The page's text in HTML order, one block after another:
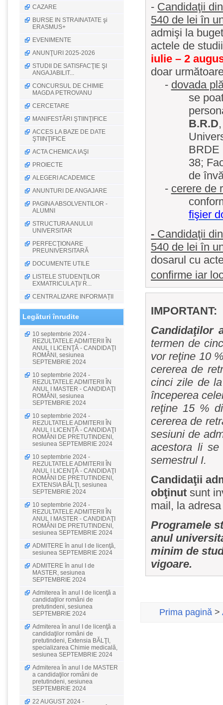
CAZARE
BURSE IN STRAINATATE şi
ERASMUS+
EVENIMENTE
ANUNŢURI 2025-2026
STUDII DE SATISFACŢIE ŞI
ANGAJABILIT...
CONCURSUL DE CHIMIE
MAGDA PETROVANU
CERCETARE
MANIFESTĂRI ŞTIINŢIFICE
ACCES LA BAZE DE DATE
ŞTIINŢIFICE
ACTA CHEMICA IAŞI
PROIECTE
ALEGERI ACADEMICE
ANUNTURI DE ANGAJARE
PAGINA ABSOLVENTILOR -
ALUMNI
STRUCTURA ANULUI
UNIVERSITAR
PERFECŢIONARE
PREUNIVERSITARĂ
DOCUMENTE UTILE
LISTELE STUDENŢILOR
EXMATRICULAŢI/ R...
CENTRALIZARE INFORMAȚII
Legături înrudite
10 septembrie 2024 -
REZULTATELE ADMITERII ÎN
ANUL I LICENŢĂ - CANDIDAŢI
ROMÂNI, sesiunea
SEPTEMBRIE 2024
10 septembrie 2024 -
REZULTATELE ADMITERII ÎN
ANUL I MASTER - CANDIDAŢI
ROMÂNI, sesiunea
SEPTEMBRIE 2024
10 septembrie 2024 -
REZULTATELE ADMITERII ÎN
ANUL I LICENȚĂ - CANDIDAŢI
ROMÂNI DE PRETUTINDENI,
sesiunea SEPTEMBRIE 2024
10 septembrie 2024 -
REZULTATELE ADMITERII ÎN
ANUL I LICENŢĂ - CANDIDAŢI
ROMÂNI DE PRETUTINDENI,
EXTENSIA BĂLŢI, sesiunea
SEPTEMBRIE 2024
10 septembrie 2024 -
REZULTATELE ADMITERII ÎN
ANUL I MASTER - CANDIDAŢI
ROMÂNI DE PRETUTINDENI,
sesiunea SEPTEMBRIE 2024
ADMITERE în anul I de licenţă,
sesiunea SEPTEMBRIE 2024
ADMITERE în anul I de
MASTER, sesiunea
SEPTEMBRIE 2024
Admiterea în anul I de licenţă a
candidaţilor români de
pretutindeni, sesiunea
SEPTEMBRIE 2024
Admiterea în anul I de licenţă a
candidaţilor români de
pretutindeni, Extensia BĂLŢI,
specializarea Chimie medicală,
sesiunea SEPTEMBRIE 2024
Admiterea în anul I de MASTER
a candidaţilor români de
pretutindeni, sesiunea
SEPTEMBRIE 2024
22 AUGUST 2024 -
- Candidaţii
540 de lei în
admişi la
actele de
iulie – 2
doar
- dovada
se
B.R.D
BRDE
38;
de
- cerere de
fişier
- Candidaţii
540 de lei în
dosarul cu
confirme iar
IMPORTANT:
Candidaţilor
termen de
vor reţine 10
cererea de
cinci zile de
începerea
reţine 15 %
cererea de
sesiuni de
acestora li
semestrul I.
Candidaţii
obţinut sunt
mail, la
Programele
anul
minim de
vigoare.
Prima pagină >